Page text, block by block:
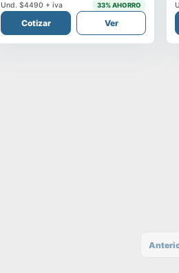
Und.$4490 + iva 33% AHORRO
Cotizar Ver